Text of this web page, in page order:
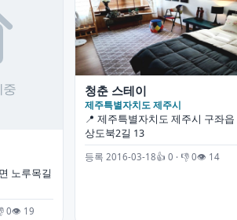
노루목길
0👁 19
청춘 스테이
제주특별자치도 제주시
📍 제주특별자치도 제주시 구좌읍
상도북2길 13
등록 2016-03-18👍 0 · 👎 0👁 14